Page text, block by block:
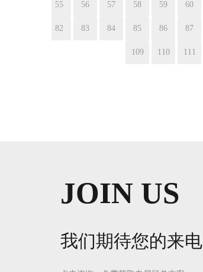
55 56 57 58 59 60
82 83 84 85 86 87
109 110 111
JOIN US
我们期待您的来电